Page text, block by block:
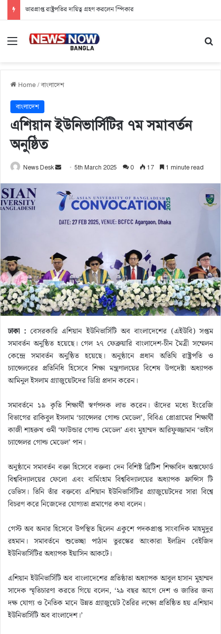
ভারপ্রাপ্ত রাষ্ট্রপতির দায়িত্ব গ্রহণ করলেন স্পিকার
Menu
Home /বাংলাদেশ
বাংলাদেশ
এশিয়ান ইউনিভার্সিটির ৭ম সমাবর্তন
অনুষ্ঠিত
News Desk
n
d
n
a
i
l
5th March 2025 0 17 1 minute read
ঢাকা :বেসরকারি এশিয়ান ইউনিভার্সিটি অব বাংলাদেশের (এইউবি) সপ্তম
সমাবর্তন অনুষ্ঠিত হয়েছে। গেল ২৭ ফেব্রুয়ারি বাংলাদেশ-চীন মৈত্রী সম্মেলন
কেন্দ্রে সমাবর্তন অনুষ্ঠিত হয়েছে। অনুষ্ঠানে প্রধান অতিথি রাষ্ট্রপতি ও
চ্যান্সেলরের প্রতিনিধি হিসেবে শিক্ষা মন্ত্রণালয়ের বিশেষ উপদেষ্টা অধ্যাপক
আমিনুল ইসলাম গ্র্যাজুয়েটদের ডিগ্রি প্রদান করেন।
সমাবর্তনে ১৯ কৃতি শিক্ষার্থী স্বর্ণপদক লাভ করেন। তাঁদের মধ্যে ইংরেজি
বিভাগের রাকিবুল ইসলাম ‘চ্যান্সেলর গোল্ড মেডেল’, বিবিএ প্রোগ্রামের শিক্ষার্থী
কাজী শাহরুখ ওমী ‘ফাউন্ডার গোল্ড মেডেল’ এবং মুহাম্মদ আরিফুজ্জামান ‘ভাইস
চ্যান্সেলর গোল্ড মেডেল’ পান।
অনুষ্ঠানে সমাবর্তন বক্তা হিসেবে বক্তব্য দেন বিশিষ্ট ব্রিটিশ শিক্ষাবিদ অক্সফোর্ড
বিশ্ববিদ্যালয়ের ফেলো এবং বার্মিংহাম বিশ্ববিদ্যালয়ের অধ্যাপক ফ্রান্সিস টি
ডেভিস। তিনি তাঁর বক্তব্যে এশিয়ান ইউনিভার্সিটির গ্র্যাজুয়েটদের সারা বিশ্বে
বিচরণ করে নিজেদের যোগ্যতা প্রমাণের কথা বলেন।
গেস্ট অব অনার হিসেবে উপস্থিত ছিলেন একুশে পদকপ্রাপ্ত সাংবাদিক মাহমুদুর
রহমান। সমাবর্তনে শুভেচ্ছা পাঠান তুরস্কের আংকারা ইলদ্রিন বেইজিদ
ইউনিভার্সিটির অধ্যাপক ইয়াসিন আকটে।
এশিয়ান ইউনিভার্সিটি অব বাংলাদেশের প্রতিষ্ঠাতা অধ্যাপক আবুল হাসান মুহাম্মদ
সাদেক স্মৃতিচারণা করতে গিয়ে বলেন, ‘২৯ বছর আগে দেশ ও জাতির জন্য
দক্ষ যোগ্য ও নৈতিক মানে উন্নত গ্র্যাজুয়েট তৈরির লক্ষ্যে প্রতিষ্ঠিত হয় এশিয়ান
ইউনিভার্সিটি অব বাংলাদেশ।’